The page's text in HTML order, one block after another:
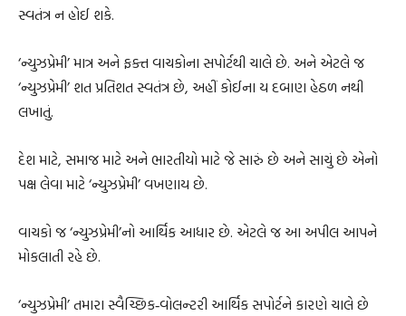
સ્વતંત્ર ન હોઈ શકે.
‘ન્યુઝપ્રેમી’ માત્ર અને ફક્ત વાચકોના સપોર્ટથી ચાલે છે. અને એટલે જ
‘ન્યુઝપ્રેમી’ શત પ્રતિશત સ્વતંત્ર છે, અહીં કોઈના ય દબાણ હેઠળ નથી
લખાતું.
દેશ માટે, સમાજ માટે અને ભારતીયો માટે જે સારું છે અને સાચું છે એનો
પક્ષ લેવા માટે ‘ન્યુઝપ્રેમી’ વખણાય છે.
વાચકો જ ‘ન્યુઝપ્રેમી’નો આર્થિક આધાર છે. એટલે જ આ અપીલ આપને
મોકલાતી રહે છે.
‘ન્યુઝપ્રેમી’ તમારા સ્વૈચ્છિક‐વોલન્ટરી આર્થિક સપોર્ટને કારણે ચાલે છે